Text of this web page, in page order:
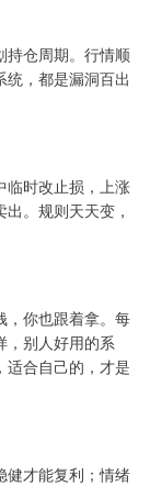
持仓周期。行情顺
统，都是漏洞百出
临时改止损，上涨
。规则天天变，
，你也跟着拿。每
，别人好用的系
适合自己的，才是
健才能复利；情绪